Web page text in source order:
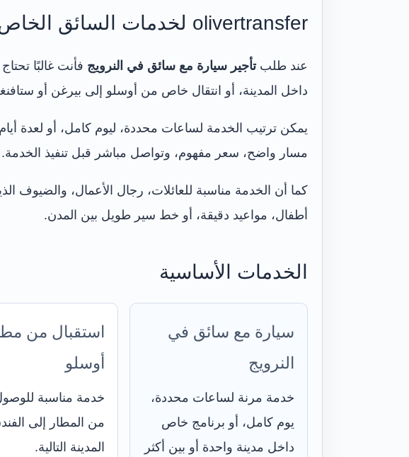
olivertransfer لخدمات السائق الخاص في النرويج
عند طلبتأجير سيارة مع سائق في النرويج فأنت غالبًا
داخل المدينة، أو انتقال خاص من أوسلو إلى بيرغن أو
يمكن ترتيب الخدمة لساعات محددة، ليوم كامل، أو لعدة
مسار واضح، سعر مفهوم، وتواصل مباشر قبل تنفيذ الخدمة.
كما أن الخدمة مناسبة للعائلات، رجال الأعمال، والضيوف
أطفال، مواعيد دقيقة، أو خط سير طويل بين المدن.
الخدمات الأساسية
سيارة مع سائق في
النرويج
خدمة مرنة لساعات محددة،
يوم كامل، أو برنامج خاص
داخل مدينة واحدة أو بين أكثر
استقبال من
أوسلو
خدمة مناسبة
من المطار إلى
المدينة التالية.